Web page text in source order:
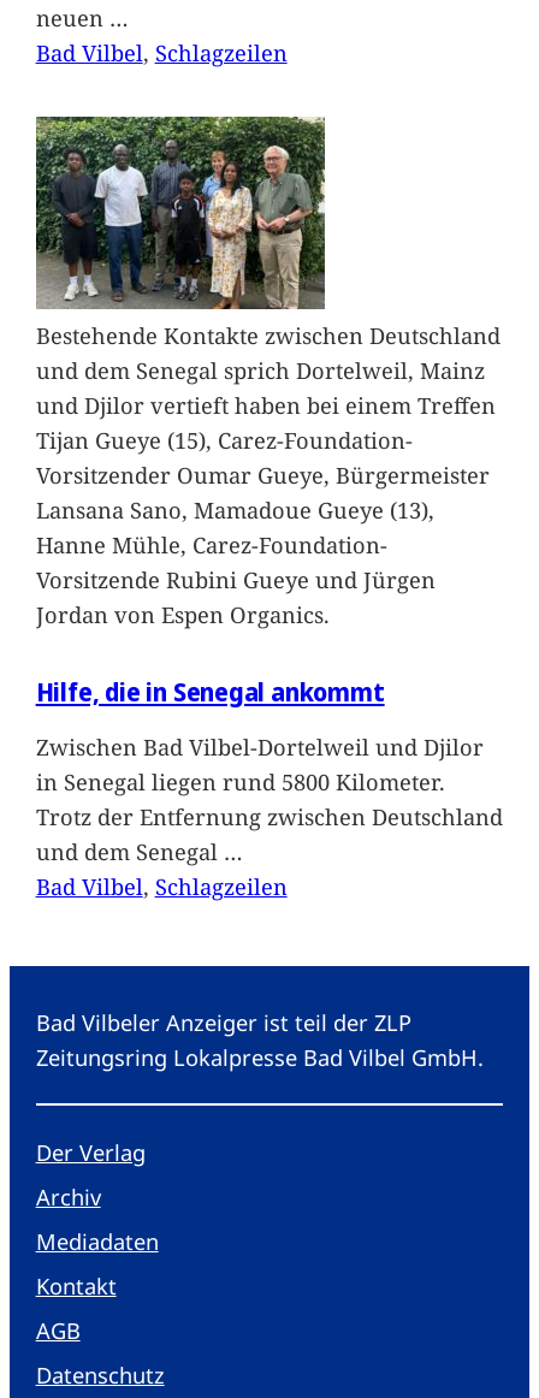
neuen …
Bad Vilbel, Schlagzeilen
Bestehende Kontakte zwischen Deutschland
und dem Senegal sprich Dortelweil, Mainz
und Djilor vertieft haben bei einem Treffen
Tijan Gueye (15), Carez-Foundation-
Vorsitzender Oumar Gueye, Bürgermeister
Lansana Sano, Mamadoue Gueye (13),
Hanne Mühle, Carez-Foundation-
Vorsitzende Rubini Gueye und Jürgen
Jordan von Espen Organics.
Hilfe, die in Senegal ankommt
Zwischen Bad Vilbel-Dortelweil und Djilor
in Senegal liegen rund 5800 Kilometer.
Trotz der Entfernung zwischen Deutschland
und dem Senegal …
Bad Vilbel, Schlagzeilen
Bad Vilbeler Anzeiger ist teil der ZLP
Zeitungsring Lokalpresse Bad Vilbel GmbH.
Der Verlag
Archiv
Mediadaten
Kontakt
AGB
Datenschutz